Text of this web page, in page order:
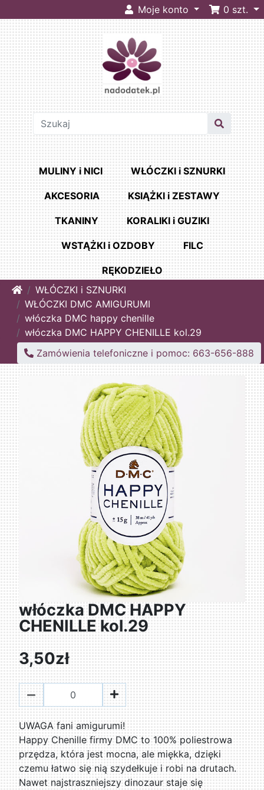
Moje konto 0 szt.
MULINY i NICI WŁÓCZKI i SZNURKI
AKCESORIA KSIĄŻKI i ZESTAWY
TKANINY KORALIKI i GUZIKI
WSTĄŻKI i OZDOBY FILC
RĘKODZIEŁO
HomeWŁÓCZKI i SZNURKI
WŁÓCZKI DMC AMIGURUMI
włóczka DMC happy chenille
włóczka DMC HAPPY CHENILLE kol.29
Zamówienia telefoniczne i pomoc: 663-656-888
włóczka DMC HAPPY
CHENILLE kol.29
3,50zł
UWAGA fani amigurumi!
Happy Chenille firmy DMC to 100% poliestrowa
przędza, która jest mocna, ale miękka, dzięki
czemu łatwo się nią szydełkuje i robi na drutach.
Nawet najstraszniejszy dinozaur staje się